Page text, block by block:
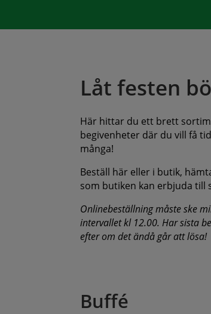
Låt festen
Här hittar du ett brett
begivenheter där du vill få
många!
Beställ här eller i butik,
som butiken kan erbjuda till
Onlinebeställning måste ske
intervallet kl 12.00. Har sista
efter om det ändå går att lösa!
Buffé